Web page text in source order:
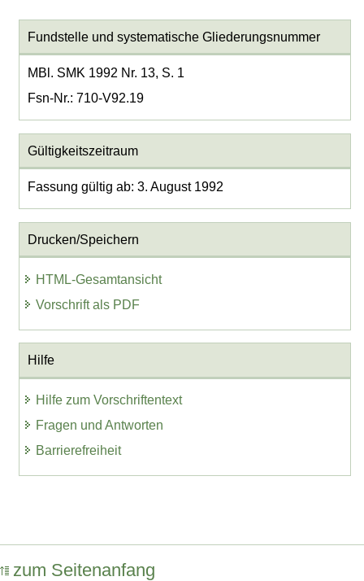
Fundstelle und systematische Gliederungsnummer
MBl. SMK 1992 Nr. 13, S. 1
Fsn-Nr.: 710-V92.19
Gültigkeitszeitraum
Fassung gültig ab: 3. August 1992
Drucken/Speichern
HTML-Gesamtansicht
Vorschrift als PDF
Hilfe
Hilfe zum Vorschriftentext
Fragen und Antworten
Barrierefreiheit
zum Seitenanfang